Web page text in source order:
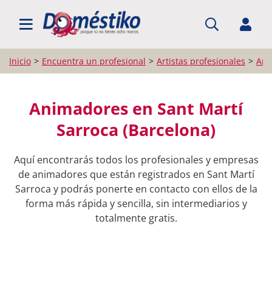
BUSCAR PROFESIONALES
Inicio Encuentra un profesional Artistas profesionales
Animadores en Sant Martí
Sarroca (Barcelona)
Aquí encontrarás todos los profesionales y empresas
de animadores que están registrados en Sant Martí
Sarroca y podrás ponerte en contacto con ellos de la
forma más rápida y sencilla, sin intermediarios y
totalmente gratis.